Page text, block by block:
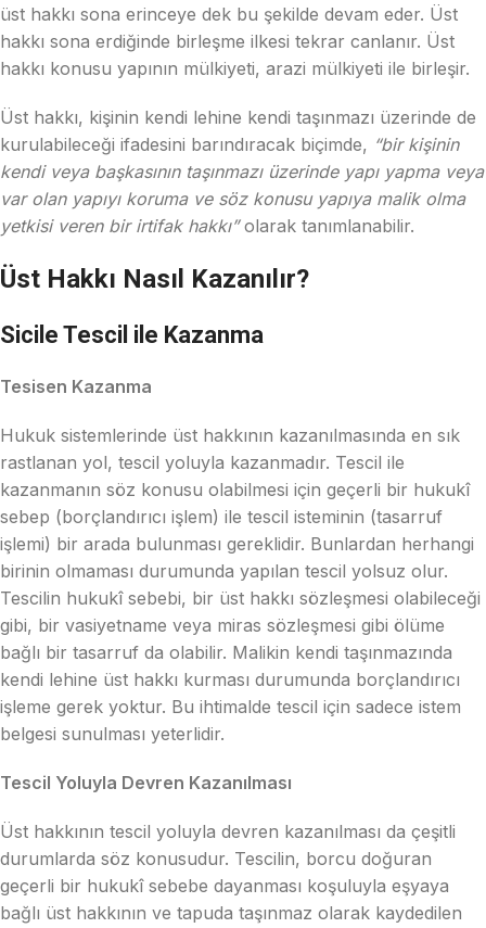
üst hakkı sona erinceye dek bu şekilde devam eder. Üst
hakkı sona erdiğinde birleşme ilkesi tekrar canlanır. Üst
hakkı konusu yapının mülkiyeti, arazi mülkiyeti ile birleşir.
Üst hakkı, kişinin kendi lehine kendi taşınmazı üzerinde de
kurulabileceği ifadesini barındıracak biçimde, “bir kişinin
kendi veya başkasının taşınmazı üzerinde yapı yapma veya
var olan yapıyı koruma ve söz konusu yapıya malik olma
yetkisi veren bir irtifak hakkı”olarak tanımlanabilir.
Üst Hakkı Nasıl Kazanılır?
Sicile Tescil ile Kazanma
Tesisen Kazanma
Hukuk sistemlerinde üst hakkının kazanılmasında en sık
rastlanan yol, tescil yoluyla kazanmadır. Tescil ile
kazanmanın söz konusu olabilmesi için geçerli bir hukukî
sebep (borçlandırıcı işlem) ile tescil isteminin (tasarruf
işlemi) bir arada bulunması gereklidir. Bunlardan herhangi
birinin olmaması durumunda yapılan tescil yolsuz olur.
Tescilin hukukî sebebi, bir üst hakkı sözleşmesi olabileceği
gibi, bir vasiyetname veya miras sözleşmesi gibi ölüme
bağlı bir tasarruf da olabilir. Malikin kendi taşınmazında
kendi lehine üst hakkı kurması durumunda borçlandırıcı
işleme gerek yoktur. Bu ihtimalde tescil için sadece istem
belgesi sunulması yeterlidir.
Tescil Yoluyla Devren Kazanılması
Üst hakkının tescil yoluyla devren kazanılması da çeşitli
durumlarda söz konusudur. Tescilin, borcu doğuran
geçerli bir hukukî sebebe dayanması koşuluyla eşyaya
bağlı üst hakkının ve tapuda taşınmaz olarak kaydedilen